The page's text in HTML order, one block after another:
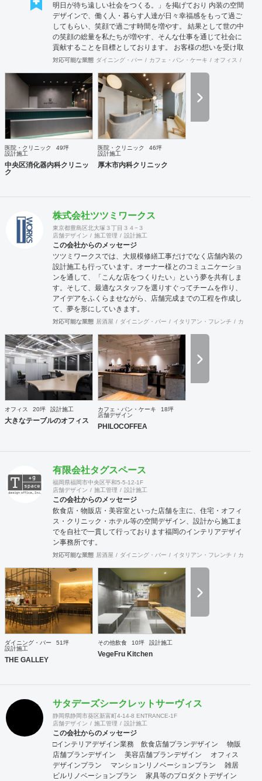
明日が待ち遠しい社会をつくる。」を掲げており 内装の空間
デザインで、働く人・暮らす人達が日々幸福感をもって過ご
してもらい、笑顔で過ごす時間を増やす。 結果として世の中
の笑顔の総量を私たちが増やす、そんな仕事を通じて社会に
貢献することを目標としております。 お客様の想いを受け取
り、その想いを具現化できるデザインと施工を心掛け、 創業
でおります。 お客様満足を追求し「あなたに出会えてよかっ
た企業」であり続けれるよう貢献していきます。 医療施設に
特化した内装デザイン・施工の提供ブラインド『Clione』も
展開中です！ 是非ご連絡をお待ちしております！！
対応可能な業態 ダイニング・バー カフェ・パン・ケーキ オフィス
医院・クリニック
49坪
設計施工
中央区消化器内科クリニッ
ク
医院・クリニック
46坪
設計施工
厚木市内科クリニック
株式会社ツツミワークス
東京都豊島区北大塚３丁目３４−３
店舗デザイン
施工管理 設計施工
この会社からのメッセージ
ツツミワークスでは、大規模修繕工事だけでなく店舗内装の
設計施工も行っています。オーナー様とのコミュニケーショ
ンを通して、「こんな店をつくりたい」という夢を共有しま
す。そして、最適なスタッフを選りすぐってチームを作り、
アイデアをふくらませながら、店舗完成までの工程を作成し
て、夢を形にしていきます。
対応可能な業態 居酒屋 ダイニング・バー イタリアン・フレンチ カフェ
オフィス 20坪 設計施工
大きなテーブルのオフィス
カフェ・パン・ケーキ
18坪
店舗デザイン
PHILOCOFFEA
有限会社タグスペース
福岡県福岡市中央区平和5-5-12-1F
店舗デザイン
施工管理 設計施工
この会社からのメッセージ
飲食店・物販店・美容室といった店舗を主に、住宅・オフィ
ス・クリニック・ホテル等の空間デザイン、設計から施工ま
でを自社で一貫して行っております福岡のインテリアデザイ
ン事務所です。
対応可能な業態 居酒屋 ダイニング・バー イタリアン・フレンチ カフェ
ダイニング・バー
51坪
設計施工
THE GALLEY
その他飲食 10坪 設計施工
VegeFru Kitchen
サタデーズシークレットサーヴィス
静岡県静岡市葵区新富町4-14-8 ENTRANCE-1F
店舗デザイン
施工管理 設計施工
この会社からのメッセージ
□インテリアデザイン業務 ​ 飲食店舗プランデザイン 物販
店舗プランデザイン 美容店舗プランデザイン オフィス
デザインプラン マンションリノベーションプラン 雑居
ビルリノベーションプラン 家具等のプロダクトデザイン